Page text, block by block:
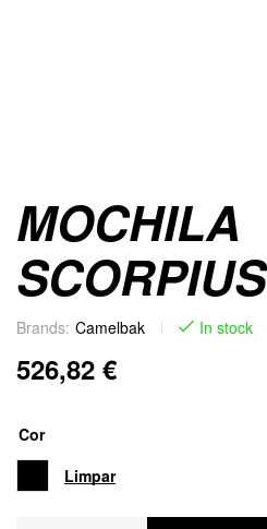
MOCHILA
SCORPIUS
Brands: Camelbak In stock
526,82 €
Cor
Limpar